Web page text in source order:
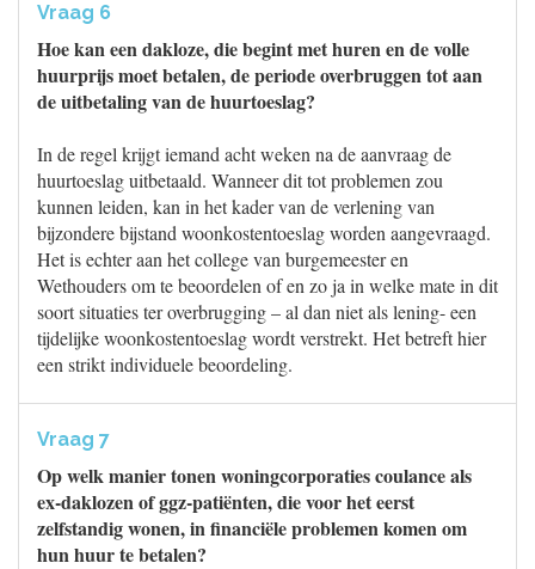
Vraag 6
Hoe kan een dakloze, die begint met huren en de volle
huurprijs moet betalen, de periode overbruggen tot aan
de uitbetaling van de huurtoeslag?
In de regel krijgt iemand acht weken na de aanvraag de
huurtoeslag uitbetaald. Wanneer dit tot problemen zou
kunnen leiden, kan in het kader van de verlening van
bijzondere bijstand woonkostentoeslag worden aangevraagd.
Het is echter aan het college van burgemeester en
Wethouders om te beoordelen of en zo ja in welke mate in dit
soort situaties ter overbrugging – al dan niet als lening- een
tijdelijke woonkostentoeslag wordt verstrekt. Het betreft hier
een strikt individuele beoordeling.
Vraag 7
Op welk manier tonen woningcorporaties coulance als
ex-daklozen of ggz-patiënten, die voor het eerst
zelfstandig wonen, in financiële problemen komen om
hun huur te betalen?